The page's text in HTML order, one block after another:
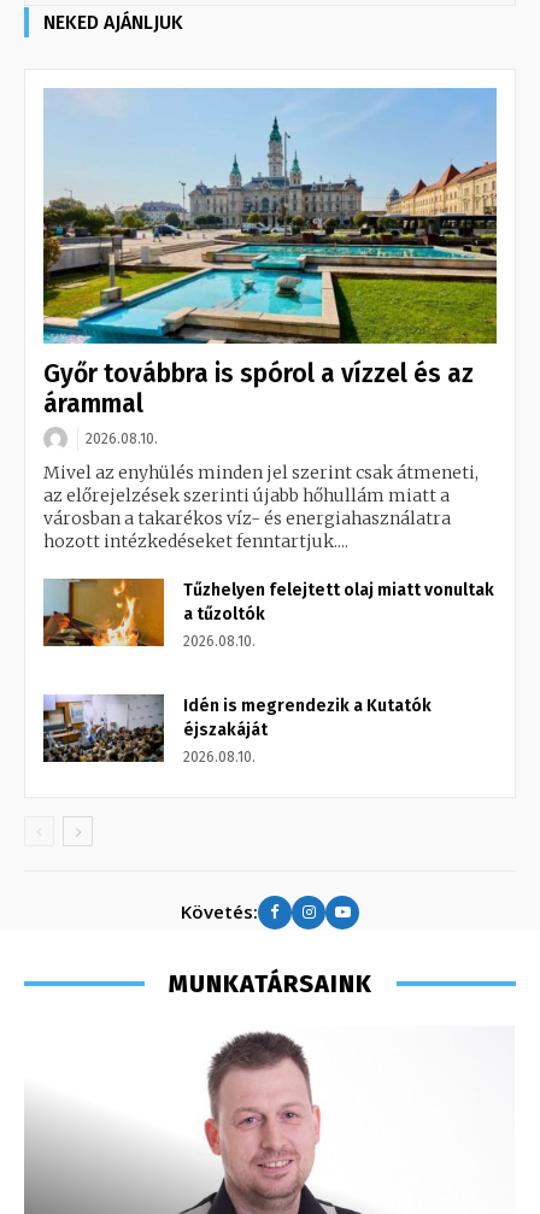
NEKED AJÁNLJUK
Győr továbbra is spórol a vízzel és az
árammal
2026.08.10.
Mivel az enyhülés minden jel szerint csak átmeneti,
az előrejelzések szerinti újabb hőhullám miatt a
városban a takarékos víz- és energiahasználatra
hozott intézkedéseket fenntartjuk....
Tűzhelyen felejtett olaj miatt vonultak
a tűzoltók
2026.08.10.
Idén is megrendezik a Kutatók
éjszakáját
2026.08.10.
Követés:
MUNKATÁRSAINK